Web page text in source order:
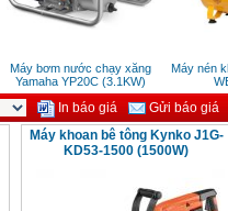
Máy bơm nước chạy xăng
Yamaha YP20C (3.1KW)
Máy nén
In báo giá
Gửi báo giá
Máy khoan bê tông Kynko J1G-
KD53-1500 (1500W)